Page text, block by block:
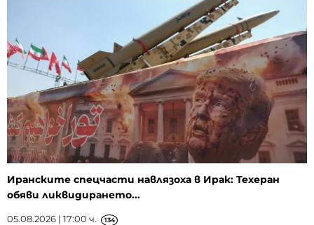
Иранските спецчасти навлязоха в Ирак: Техеран
обяви ликвидирането...
05.08.2026 | 17:00 ч. 134